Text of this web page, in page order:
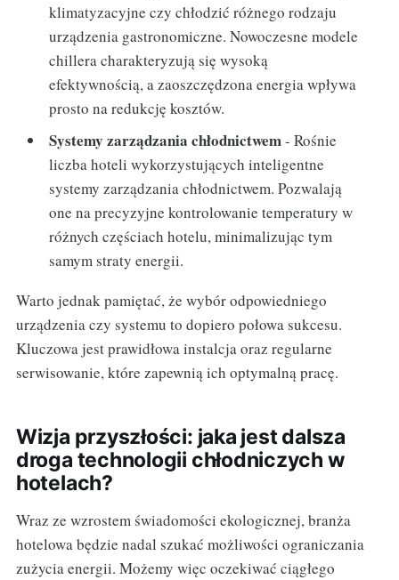
klimatyzacyjne czy chłodzić różnego rodzaju
urządzenia gastronomiczne. Nowoczesne modele
chillera charakteryzują się wysoką
efektywnością, a zaoszczędzona energia wpływa
prosto na redukcję kosztów.
Systemy zarządzania chłodnictwem- Rośnie
liczba hoteli wykorzystujących inteligentne
systemy zarządzania chłodnictwem. Pozwalają
one na precyzyjne kontrolowanie temperatury w
różnych częściach hotelu, minimalizując tym
samym straty energii.
Warto jednak pamiętać, że wybór odpowiedniego
urządzenia czy systemu to dopiero połowa sukcesu.
Kluczowa jest prawidłowa instalcja oraz regularne
serwisowanie, które zapewnią ich optymalną pracę.
Wizja przyszłości: jaka jest dalsza
droga technologii chłodniczych w
hotelach?
Wraz ze wzrostem świadomości ekologicznej, branża
hotelowa będzie nadal szukać możliwości ograniczania
zużycia energii. Możemy więc oczekiwać ciągłego